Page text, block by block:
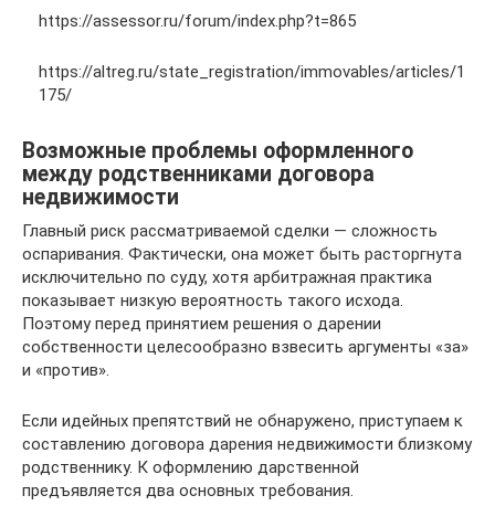
https://assessor.ru/forum/index.php?t=865
https://altreg.ru/state_registration/immovables/articles/1
175/
Возможные проблемы оформленного
между родственниками договора
недвижимости
Главный риск рассматриваемой сделки — сложность
оспаривания. Фактически, она может быть расторгнута
исключительно по суду, хотя арбитражная практика
показывает низкую вероятность такого исхода.
Поэтому перед принятием решения о дарении
собственности целесообразно взвесить аргументы «за»
и «против».
Если идейных препятствий не обнаружено, приступаем к
составлению договора дарения недвижимости близкому
родственнику. К оформлению дарственной
предъявляется два основных требования.